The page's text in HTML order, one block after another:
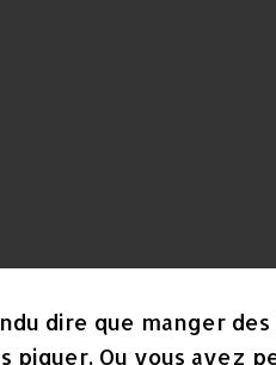
dire que manger
piquer. Ou vous avez